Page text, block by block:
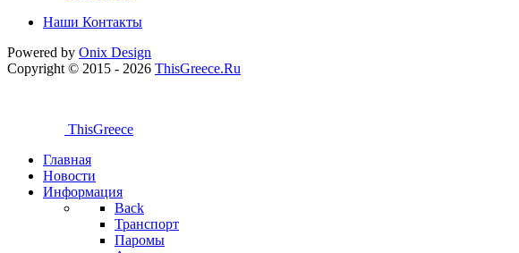
Наши Контакты
Powered by Onix Design
Copyright © 2015 - 2026 ThisGreece.Ru
ThisGreece
Главная
Новости
Информация
Back
Транспорт
Паромы